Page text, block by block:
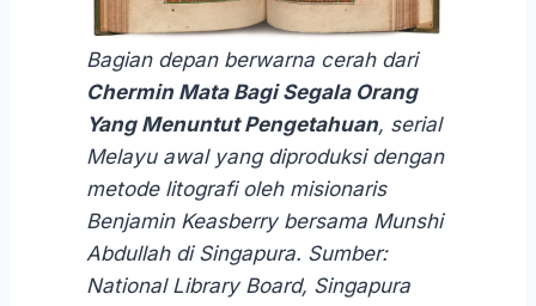
Bagian depan berwarna cerah dari
Chermin Mata Bagi Segala Orang
Yang Menuntut Pengetahuan, serial
Melayu awal yang diproduksi dengan
metode litografi oleh misionaris
Benjamin Keasberry bersama Munshi
Abdullah di Singapura. Sumber:
National Library Board, Singapura